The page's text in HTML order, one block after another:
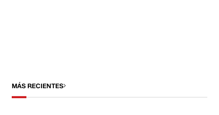
MÁS RECIENTES